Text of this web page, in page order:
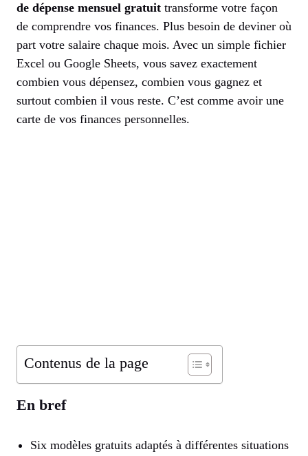
de dépense mensuel gratuit transforme votre façon
de comprendre vos finances. Plus besoin de deviner où
part votre salaire chaque mois. Avec un simple fichier
Excel ou Google Sheets, vous savez exactement
combien vous dépensez, combien vous gagnez et
surtout combien il vous reste. C’est comme avoir une
carte de vos finances personnelles.
Contenus de la page
En bref
Six modèles gratuits adaptés à différentes situations